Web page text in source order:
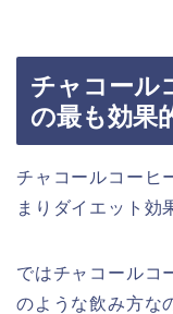
チャコール
の最も効果
チャコールコーヒ
まりダイエット効
ではチャコールコ
のような飲み方な